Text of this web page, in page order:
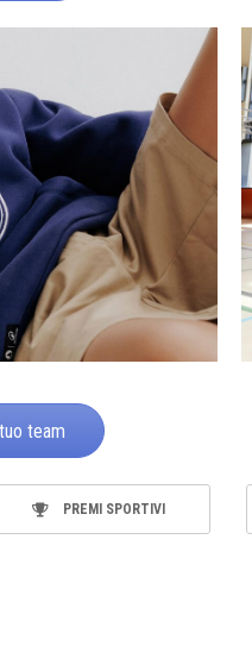
team
PREMI SPORTIVI